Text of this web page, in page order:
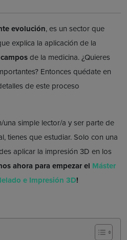
evolución, es un sector que
explica la aplicación de la
de la medicina. ¿Quieres
Entonces quédate en
de este proceso
simple lector/a y ser parte de
tienes que estudiar. Solo con una
aplicar la impresión 3D en los
ahora para empezar el Máster
e Impresión 3D!